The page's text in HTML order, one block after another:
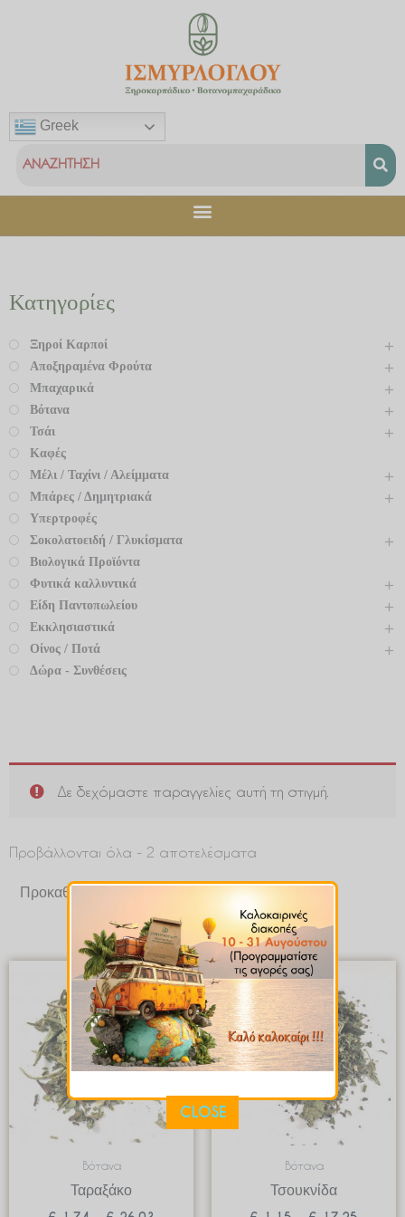
Greek
Κατηγορίες
Ξηροί Καρποί
Αποξηραμένα Φρούτα
Μπαχαρικά
Βότανα
Τσάι
Καφές
Μέλι / Ταχίνι / Αλείμματα
Μπάρες / Δημητριακά
Υπερτροφές
Σοκολατοειδή / Γλυκίσματα
Βιολογικά Προϊόντα
Φυτικά καλλυντικά
Είδη Παντοπωλείου
Εκκλησιαστικά
Οίνος / Ποτά
Δώρα - Συνθέσεις
Δε δεχόμαστε παραγγελίες αυτή τη στιγμή.
Προβάλλονται όλα - 2 αποτελέσματα
Βότανα
Ταραξάκο
Price
range:
€ 1.74
through
€ 26.03
Βότανα
Τσουκνίδα
€ 1.15
through
€
CLOSE